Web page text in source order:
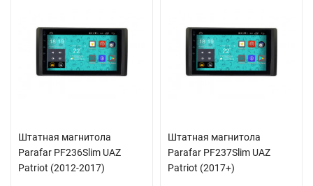
Штатная магнитола
Parafar PF236Slim UAZ
Patriot (2012-2017)
Штатная магнитола
Parafar PF237Slim UAZ
Patriot (2017+)